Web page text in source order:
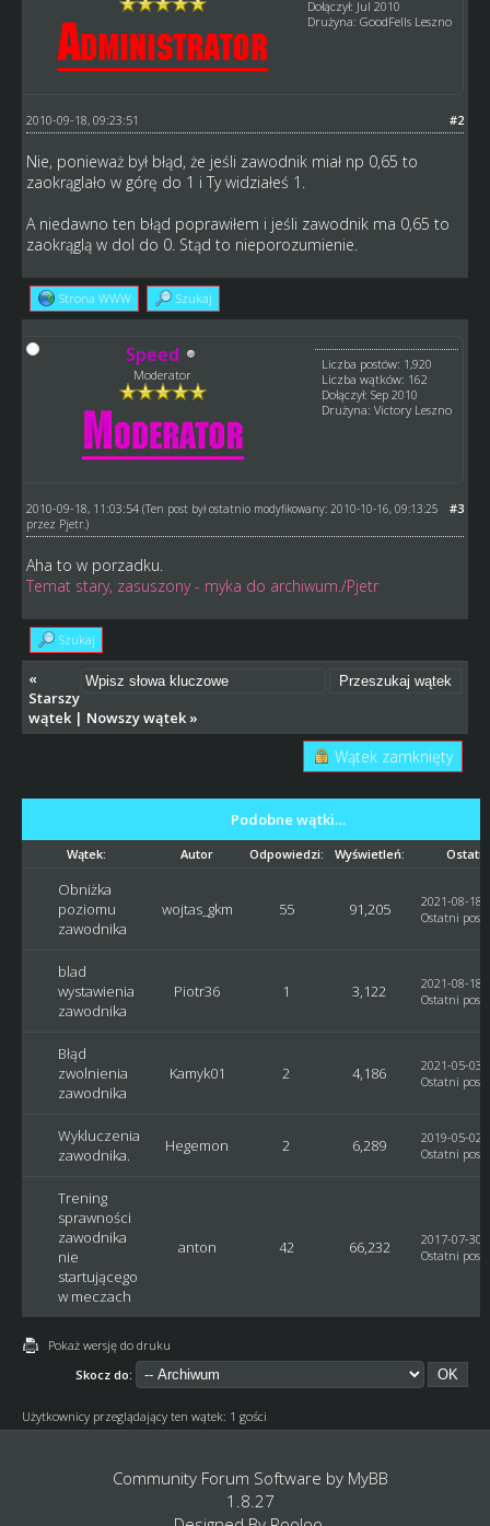
Dołączył: Jul 2010
Drużyna: GoodFells Leszno
#2
2010-09-18, 09:23:51
Nie, ponieważ był błąd, że jeśli zawodnik miał np 0,65 to
zaokrąglało w górę do 1 i Ty widziałeś 1.
A niedawno ten błąd poprawiłem i jeśli zawodnik ma 0,65 to
zaokrąglą w dol do 0. Stąd to nieporozumienie.
Strona WWW Szukaj
Speed
Moderator
Liczba postów: 1,920
Liczba wątków: 162
Dołączył: Sep 2010
Drużyna: Victory Leszno
#3
2010-09-18, 11:03:54 (Ten post był ostatnio modyfikowany: 2010-10-16, 09:13:25
przez Pjetr.)
Aha to w porzadku.
Temat stary, zasuszony - myka do archiwum./Pjetr
Szukaj
«
Starszy
wątek| Nowszy wątek»
Wątek zamknięty
Podobne wątki…
Wątek: Autor Odpowiedzi: Wyświetleń:
Obniżka
poziomu
zawodnika
wojtas_gkm 55 91,205
2021-08-18,
Ostatni post
blad
wystawienia
zawodnika
Piotr36 1 3,122
2021-08-18,
Ostatni post
Błąd
zwolnienia
zawodnika
Kamyk01 2 4,186
2021-05-03,
Ostatni post
Wykluczenia
zawodnika.
Hegemon 2 6,289
2019-05-02,
Ostatni post
Trening
sprawności
zawodnika
nie
startującego
w meczach
anton 42 66,232
2017-07-30,
Ostatni post
Pokaż wersję do druku
Skocz do:
Użytkownicy przeglądający ten wątek: 1 gości
Community Forum Software by MyBB
1.8.27